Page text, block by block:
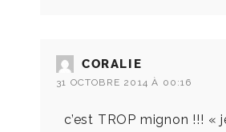
CORALIE
31 OCTOBRE 2014 À 00:16
c’est TROP mignon !!!